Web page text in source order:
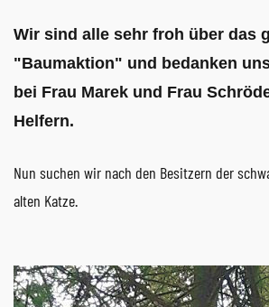
Wir sind alle sehr froh über das
"Baumaktion" und bedanken
bei Frau Marek und Frau
Helfern.
Nun suchen wir nach den Besitzern der
alten Katze.